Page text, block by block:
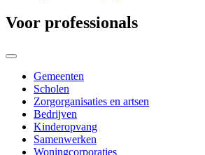
Voor professionals
Gemeenten
Scholen
Zorgorganisaties en artsen
Bedrijven
Kinderopvang
Samenwerken
Woningcorporaties